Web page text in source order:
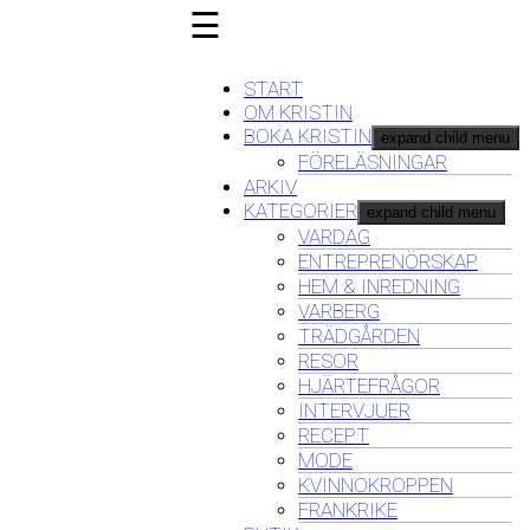
☰
START
OM KRISTIN
BOKA KRISTIN
expand child menu
FÖRELÄSNINGAR
ARKIV
KATEGORIER
expand child menu
VARDAG
ENTREPRENÖRSKAP
HEM & INREDNING
VARBERG
TRÄDGÅRDEN
RESOR
HJÄRTEFRÅGOR
INTERVJUER
RECEPT
MODE
KVINNOKROPPEN
FRANKRIKE